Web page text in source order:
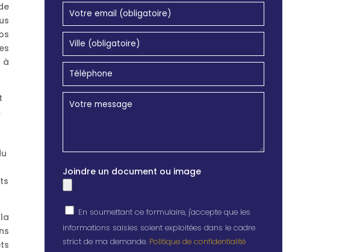
à
Joindre un document ou image
En soumettant ce formulaire, j'accepte que les
informations saisies soient exploitées dans le cadre
strict de ma demande. Politique de confidentialité